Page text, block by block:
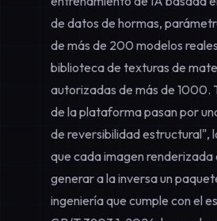
de datos de hormas,
de más de 200 modelos
biblioteca de texturas de
autorizadas de más de 1000.
de la plataforma pasan por
de reversibilidad estructural",
que cada imagen renderizada
generar a la inversa un
ingeniería que cumple con el